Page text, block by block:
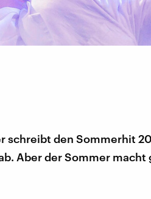
schreibt den Sommerhit
Aber der Sommer macht